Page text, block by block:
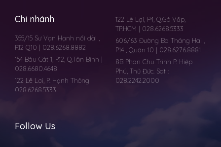
Chi nhánh
355/15 Sư Vạn Hạnh nối dài ,
P.12 Q10 | 028.6268.8882
154 Bàu Cát 1, P.12, Q.Tân Bình |
028.6680.4648
122 Lê Lơi, P. Hạnh Thông |
028.6268.5333
122 Lê Lợi, P4, Q.Gò Vấp,
TP.HCM | 028.6268.5333
606/63 Đường Ba Tháng Hai ,
P.14 , Quận 10 | 028.6276.8881
8B Phan Chu Trinh P. Hiệp
Phú, Thủ Đức. Sdt :
028.2242.2000
Follow Us